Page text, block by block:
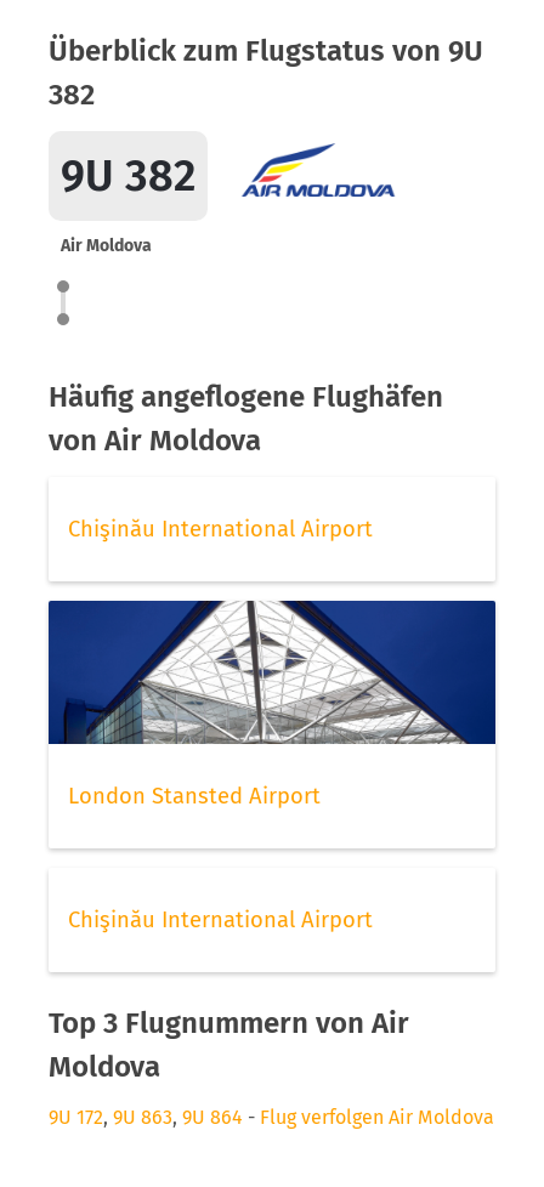
Überblick zum Flugstatus von 9U
382
9U 382
Air Moldova
Häufig angeflogene Flughäfen
von Air Moldova
Chişinău International Airport
London Stansted Airport
Chişinău International Airport
Top 3 Flugnummern von Air
Moldova
9U 172, 9U 863, 9U 864 - Flug verfolgen Air Moldova